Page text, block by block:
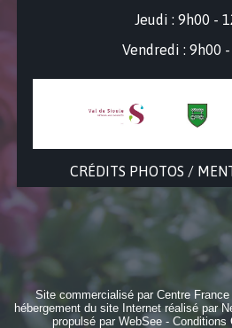
Jeudi : 9h00 -
Vendredi : 9h00
CRÉDITS PHOTOS /
Site commercialisé par Centre
hébergement du site Internet réalisé par
propulsé par WebSee - Conditions